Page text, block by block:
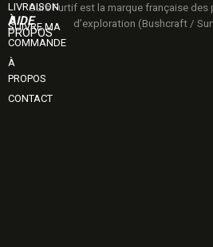
AIDE
LIVRAISON
SUIVRE MA
COMMANDE
À
PROPOS
CONTACT
À
PROPOS
Ours Furtif est la marque française des
d’exploration (Bushcraft /